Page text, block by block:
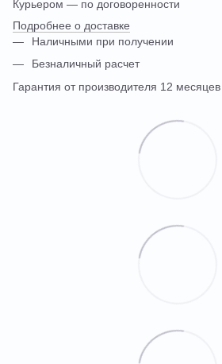
Курьером — по договоренности
Подробнее о доставке
Наличными при получении
Безналичный расчет
Гарантия от производителя 12 месяцев